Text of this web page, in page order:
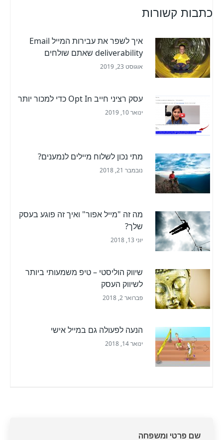
כתבות קשורות
איך לשפר את עבירות המייל Email
deliverability שאתם שולחים
אוגוסט 23, 2019
עסק רציני חייב Opt In כדי למכור יותר
ינואר 10, 2019
מתי נכון לשלוח מיילים לנמענים?
נובמבר 21, 2018
מה זה "מייל אפור" ואיך זה פוגע בעסק
שלך?
יוני 13, 2018
שיווק הוליסטי – טיפ משמעותי ביותר
לשיווק העסק
פברואר 2, 2018
הנעה לפעולה גם במייל אישי
ינואר 14, 2018
דף
שם פרטי ומשפחה